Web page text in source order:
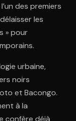
des premiers
les
» pour
urbaine,
noirs
et Bacongo.
à la
confère déjà